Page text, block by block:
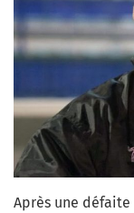
Après une défaite